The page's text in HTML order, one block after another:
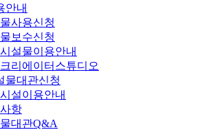
안내
사용신청
보수신청
설물이용안내
리에이터스튜디오
물대관신청
설이용안내
항
대관Q&A